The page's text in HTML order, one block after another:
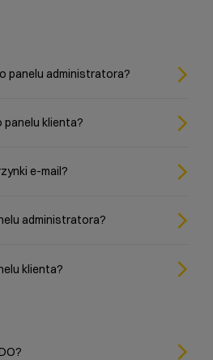
panelu administratora?
klienta?
e-mail?
administratora?
klienta?